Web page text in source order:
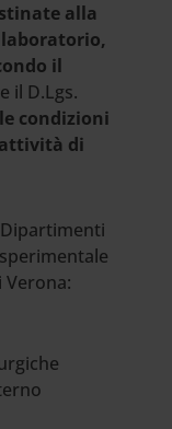
alla
il
il D.Lgs.
condizioni
di
Verona: